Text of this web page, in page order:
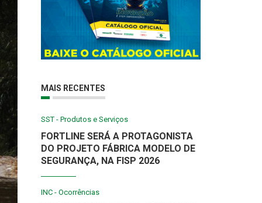
MAIS RECENTES
SST - Produtos e Serviços
FORTLINE SERÁ A PROTAGONISTA
DO PROJETO FÁBRICA MODELO DE
SEGURANÇA, NA FISP 2026
INC - Ocorrências